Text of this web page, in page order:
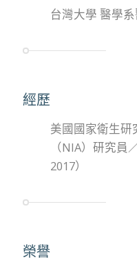
台灣大學 醫學系
經歷
美國國家衛生
（NIA）研究員
2017）
榮譽